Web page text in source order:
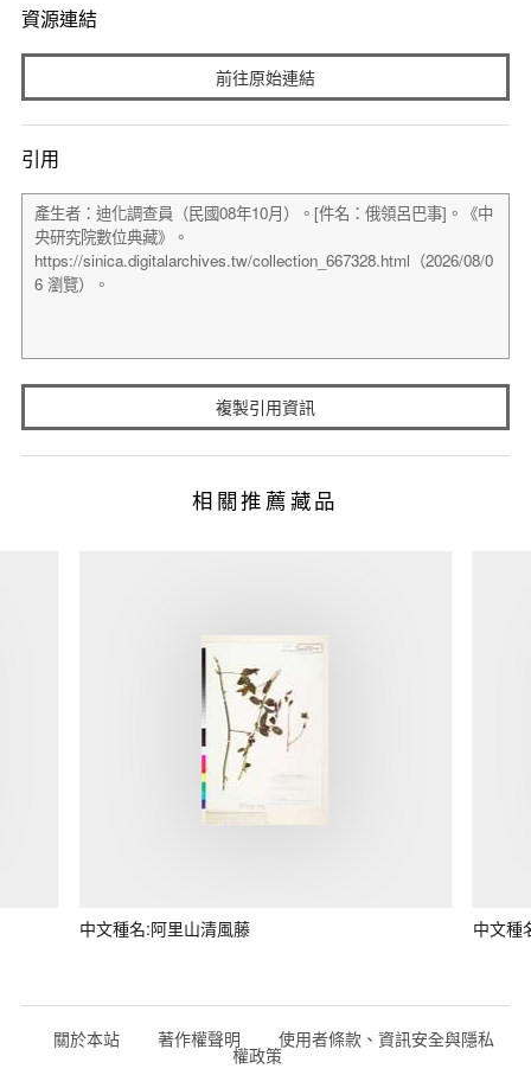
資源連結
前往原始連結
引用
複製引用資訊
相關推薦藏品
中文種名:阿里山清風藤 中文種
關於本站 著作權聲明 使用者條款、資訊安全與隱私
權政策